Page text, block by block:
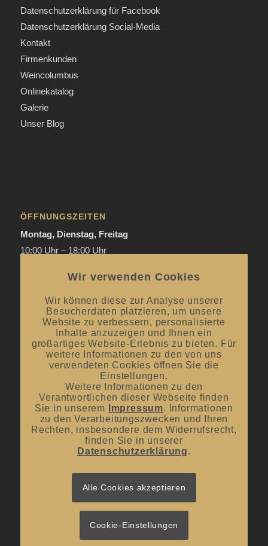
Datenschutzerklärung für Facebook
Datenschutzerklärung Social-Media
Kontakt
Firmenkunden
Weincolumbus
Onlinekatalog
Galerie
Unser Blog
ÖFFNUNGSZEITEN
Montag, Dienstag, Freitag
10:00 Uhr – 18:00 Uhr
Mai bis September:12:00 Uhr – 20:00 Uhr / ab 18.00 Uhr
offene Verkostungen
Oktober bis April:12.00 Uhr – 18.00 Uhr
Mittwoch und Samstag
von 10:00 Uhr – 14:00 Uhr
UNSER BLOG
#donnerstagsprickelts – Lust auf eine Geschmacksexplosion?
#donnerstagsprickelts – Start ins Frühjahr
20. April 2026 - 14:36
Wir verwenden Cookies
Wir können diese zur Analyse unserer
Besucherdaten platzieren, um unsere
Website zu verbessern, personalisierte
Inhalte anzuzeigen und Ihnen ein
großartiges Website-Erlebnis zu bieten. Für
weitere Informationen zu den von uns
verwendeten Cookies öffnen Sie die
Einstellungen.
Weitere Informationen zu den
Verantwortlichen dieser Webseite finden
Sie in unserem
Impressum. Informationen
zu den Verarbeitungszwecken und Ihren
Rechten, insbesondere dem Widerrufsrecht,
finden Sie in unserer
Datenschutzerklärung.
Alle Cookies akzeptieren
Cookie-Einstellungen